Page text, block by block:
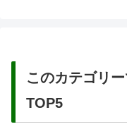
このカテゴリ
TOP5